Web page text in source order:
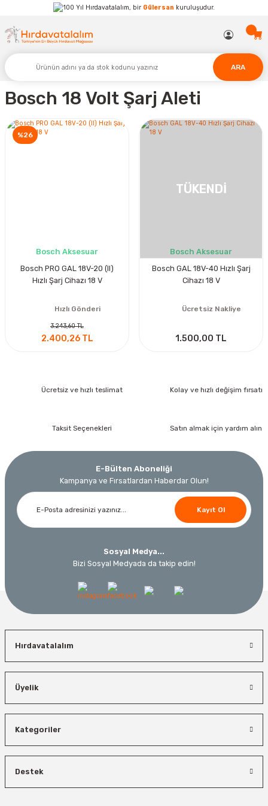
Hırdavatalalım, bir Gülersan kuruluşudur.
ARA
Bosch 18 Volt Şarj Aleti
%26
Bosch Aksesuar
Bosch PRO GAL 18V-20 (II)
Hızlı Şarj Cihazı 18 V
Hızlı Gönderi
3.243,60 TL
2.400,26 TL
TÜKENDİ
Bosch Aksesuar
Bosch GAL 18V-40 Hızlı Şarj
Cihazı 18 V
Ücretsiz Nakliye
1.500,00 TL
Ücretsiz ve hızlı teslimat Kolay ve hızlı değişim fırsatı
Taksit Seçenekleri Satın almak için yardım alın
E-Bülten Aboneliği
Kampanya ve Fırsatlardan Haberdar Olun!
Kayıt Ol
Sosyal Medya...
Bizi Sosyal Medyada da takip edin!
Hırdavatalalım
Üyelik
Kategoriler
Destek